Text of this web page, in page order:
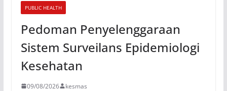
PUBLIC HEALTH
Pedoman Penyelenggaraan
Sistem Surveilans Epidemiologi
Kesehatan
09/08/2026 kesmas